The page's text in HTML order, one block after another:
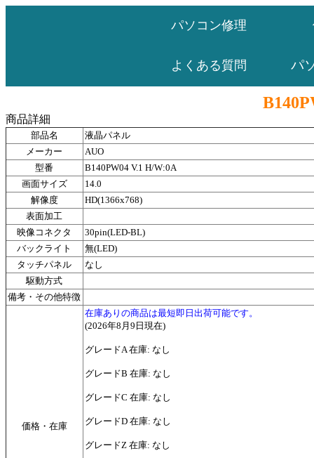
パソコン修理
よくある質問 パ
商品詳細
部品名
液晶パネル
メーカー
AUO
型番
B140PW04 V.1 H/W:0A
画面サイズ
14.0
解像度
HD(1366x768)
表面加工
映像コネクタ
30pin(LED-BL)
バックライト
無(LED)
タッチパネル
なし
駆動方式
備考・その他特徴
価格・在庫
在庫ありの商品は最短即日出荷可能です。
(2026年8月9日現在)
グレードA 在庫: なし
グレードB 在庫: なし
グレードC 在庫: なし
グレードD 在庫: なし
グレードZ 在庫: なし